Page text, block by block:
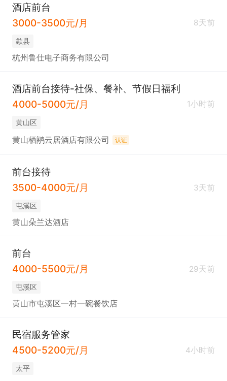
酒店前台
3000-3500元/月
8天前
歙县
杭州鲁仕电子商务有限公司
酒店前台接待-社保、餐补、节假日福利
4000-5000元/月
1小时前
黄山区
黄山栖鹇云居酒店有限公司 认证
前台接待
3500-4000元/月
3天前
屯溪区
黄山朵兰达酒店
前台
4000-5500元/月
29天前
屯溪区
黄山市屯溪区一村一碗餐饮店
民宿服务管家
4500-5200元/月
4小时前
太平